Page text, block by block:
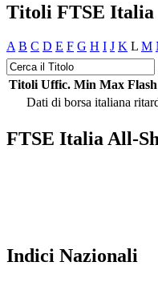
Titoli FTSE Italia
A B C D E F G H I J K L M
Titoli Uffic. Min Max Flash
Dati di borsa italiana
FTSE Italia All-
Indici Nazionali